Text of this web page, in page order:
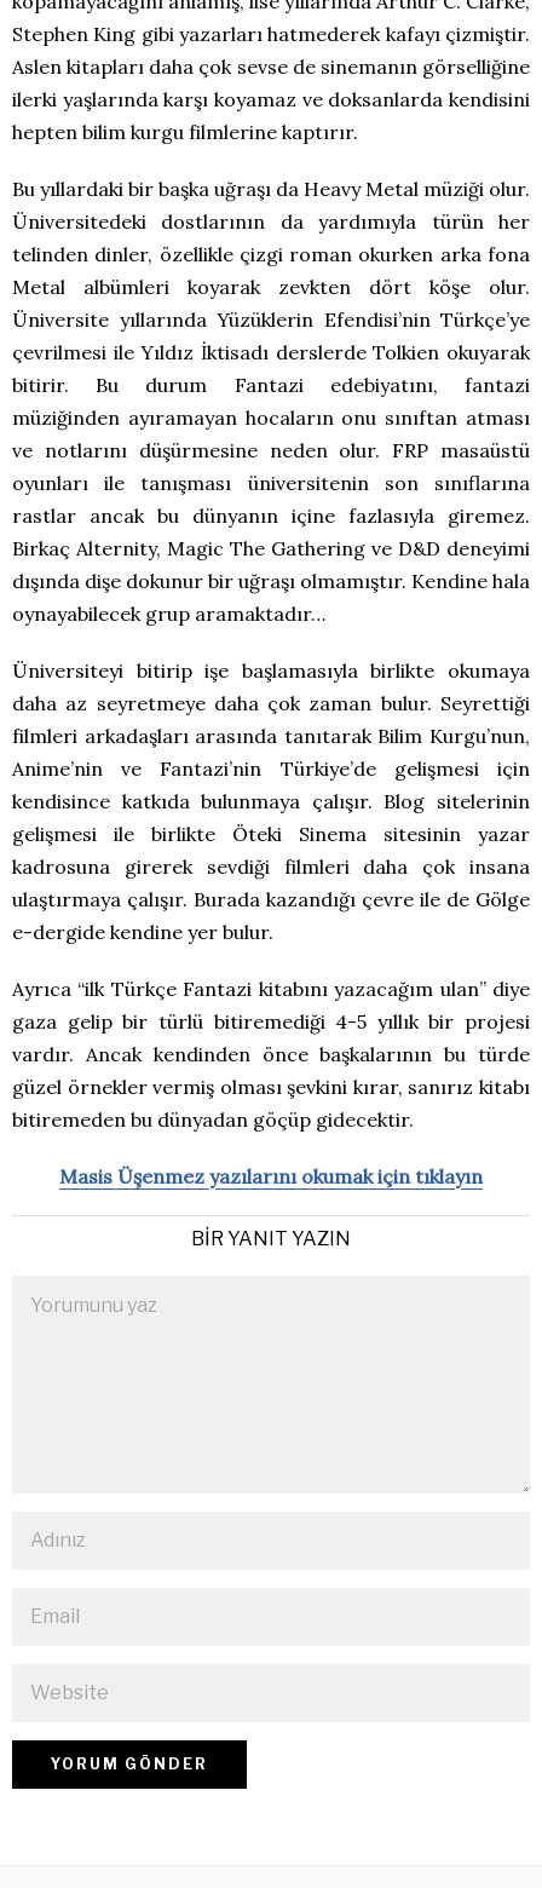
Stephen King gibi yazarları hatmederek kafayı çizmiştir.
Aslen kitapları daha çok sevse de sinemanın görselliğine
ilerki yaşlarında karşı koyamaz ve doksanlarda kendisini
hepten bilim kurgu filmlerine kaptırır.
Bu yıllardaki bir başka uğraşı da Heavy Metal müziği olur.
Üniversitedeki dostlarının da yardımıyla türün her
telinden dinler, özellikle çizgi roman okurken arka fona
Metal albümleri koyarak zevkten dört köşe olur.
Üniversite yıllarında Yüzüklerin Efendisi’nin Türkçe’ye
çevrilmesi ile Yıldız İktisadı derslerde Tolkien okuyarak
bitirir. Bu durum Fantazi edebiyatını, fantazi
müziğinden ayıramayan hocaların onu sınıftan atması
ve notlarını düşürmesine neden olur. FRP masaüstü
oyunları ile tanışması üniversitenin son sınıflarına
rastlar ancak bu dünyanın içine fazlasıyla giremez.
Birkaç Alternity, Magic The Gathering ve D&D deneyimi
dışında dişe dokunur bir uğraşı olmamıştır. Kendine hala
oynayabilecek grup aramaktadır…
Üniversiteyi bitirip işe başlamasıyla birlikte okumaya
daha az seyretmeye daha çok zaman bulur. Seyrettiği
filmleri arkadaşları arasında tanıtarak Bilim Kurgu’nun,
Anime’nin ve Fantazi’nin Türkiye’de gelişmesi için
kendisince katkıda bulunmaya çalışır. Blog sitelerinin
gelişmesi ile birlikte Öteki Sinema sitesinin yazar
kadrosuna girerek sevdiği filmleri daha çok insana
ulaştırmaya çalışır. Burada kazandığı çevre ile de Gölge
e-dergide kendine yer bulur.
Ayrıca “ilk Türkçe Fantazi kitabını yazacağım ulan” diye
gaza gelip bir türlü bitiremediği 4-5 yıllık bir projesi
vardır. Ancak kendinden önce başkalarının bu türde
güzel örnekler vermiş olması şevkini kırar, sanırız kitabı
bitiremeden bu dünyadan göçüp gidecektir.
Masis Üşenmez yazılarını okumak için tıklayın
BIR YANIT YAZIN